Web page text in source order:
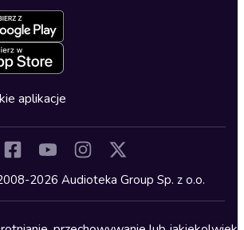
zgłaszania nielegalnych treści
dostępności
firm i bibliotek
aplikacje
2026 Audioteka Group Sp. z o.o.